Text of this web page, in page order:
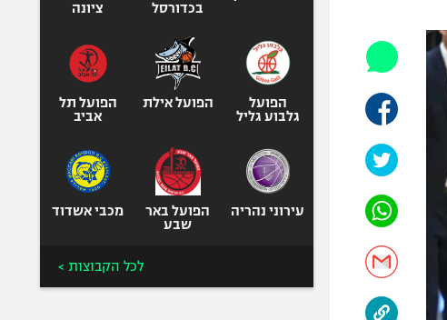
ספורט מוטורי
כדורמים
ספורט אתגרי
ואקסטרים
אומנויות לחימה
בכדורסל
ציונה
הפועל
גלבוע גליל
הפועל אילת
הפועל תל
אביב
עירוני נהריה
הפועל באר
שבע
מכבי אשדוד
לכל הקבוצות >